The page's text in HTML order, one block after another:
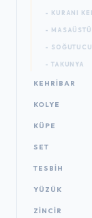
- KURANI
-
-
- TAKUNYA
KEHRIBAR
KOLYE
KÜPE
SET
TESBIH
YÜZÜK
ZINCIR